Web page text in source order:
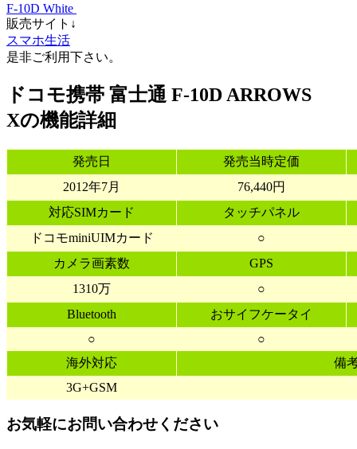
F-10D White
販売サイト↓
スマホ生活
是非ご利用下さい。
ドコモ携帯 富士通 F-10D ARROWS
Xの機能詳細
発売日
発売当時定価
2012年7月
76,440円
対応SIMカード
タッチパネル
ドコモminiUIMカード
○
カメラ画素数
GPS
1310万
○
Bluetooth
おサイフケータイ
○
○
海外対応
備
3G+GSM
お気軽にお問い合わせください